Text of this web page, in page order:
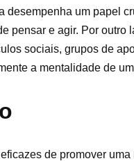
desempenha um papel
pensar e agir. Por
sociais, grupos de
a mentalidade de
de promover